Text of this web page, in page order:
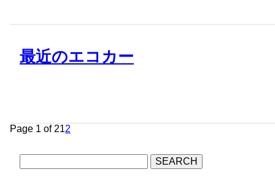
最近のエコカー
Page 1 of 212